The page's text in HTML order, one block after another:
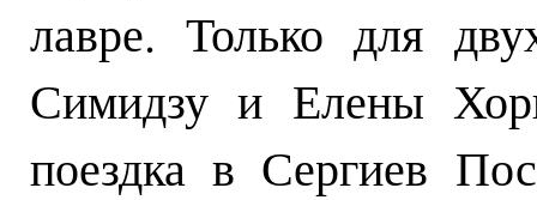
лавре. Только для
Симидзу и Елены
поездка в Сергиев